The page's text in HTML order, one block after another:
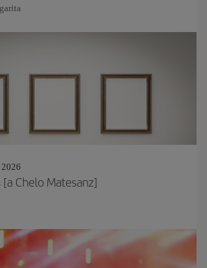
Chelo Matesanz]